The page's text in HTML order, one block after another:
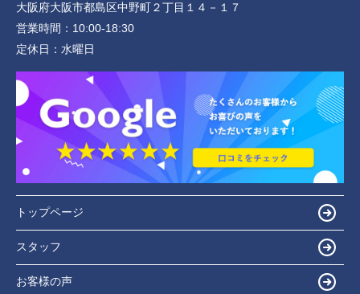
大阪府大阪市都島区中野町２丁目１４－１７
営業時間： 10:00-18:30
定休日： 水曜日
トップページ
スタッフ
お客様の声